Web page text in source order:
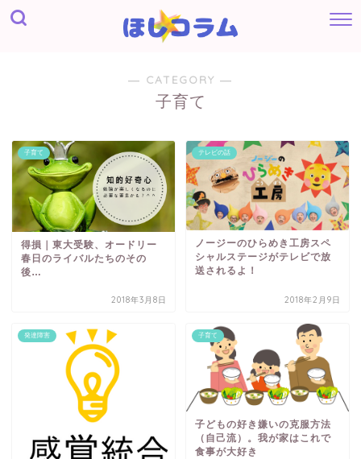
― CATEGORY ―
子育て
子育て
得損｜東大受験、オードリー
春日のライバルたちのその
後…
2018年3月8日
テレビの話
ノージーのひらめき工房スペ
シャルステージがテレビで放
送されるよ！
2018年2月9日
発達障害 子育て
子どもの好き嫌いの克服方法
（自己流）。我が家はこれで
食事が大好き